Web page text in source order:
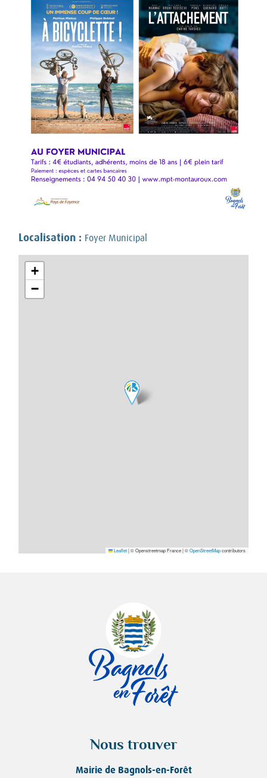
Localisation : Foyer Municipal
+
−
Leaflet|© Openstreetmap France | ©OpenStreetMapcontributors
Nous trouver
Mairie de Bagnols-en-Forêt